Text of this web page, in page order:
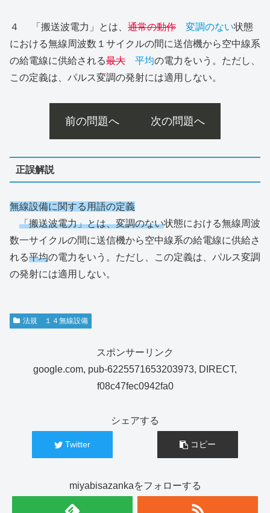
４ 「搬送波電力」とは、 通常の動作 変調のない状態
における無線周波数１サイクルの間に送信機から空中線系
の給電線に供給される最大 平均の電力をいう。ただし、
この定義は、パルス変調の発射には適用しない。
前の問題へ 次の問題へ
正誤解説
無線設備に関する用語の定義
「搬送波電力」とは、変調のない状態における無線周波
数一サイクルの間に送信機から空中線系の給電線に供給さ
れる平均の電力をいう。ただし、この定義は、パルス変調
の発射には適用しない。
法規 １４無線設備
スポンサーリンク
google.com, pub-6225571653203973, DIRECT,
f08c47fec0942fa0
シェアする
Twitter コピー
miyabisazankaをフォローする